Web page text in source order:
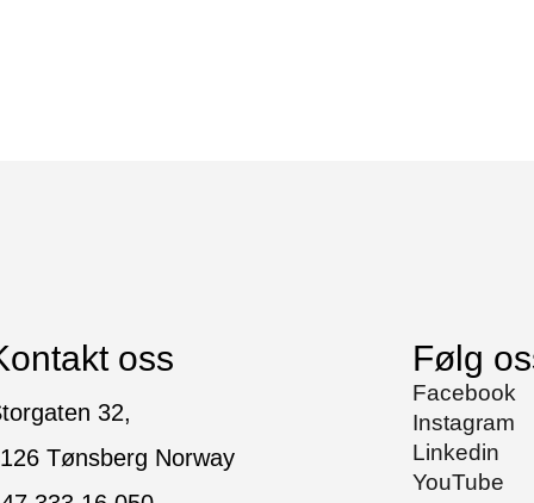
oss
32,
Tønsberg Norway
Følg
Facebook
Instagram
Linkedin
YouTube